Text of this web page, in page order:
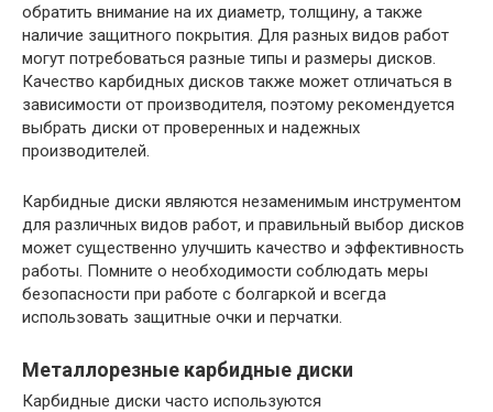
обратить внимание на их диаметр, толщину, а также
наличие защитного покрытия. Для разных видов работ
могут потребоваться разные типы и размеры дисков.
Качество карбидных дисков также может отличаться в
зависимости от производителя, поэтому рекомендуется
выбрать диски от проверенных и надежных
производителей.
Карбидные диски являются незаменимым инструментом
для различных видов работ, и правильный выбор дисков
может существенно улучшить качество и эффективность
работы. Помните о необходимости соблюдать меры
безопасности при работе с болгаркой и всегда
использовать защитные очки и перчатки.
Металлорезные карбидные диски
Карбидные диски часто используются